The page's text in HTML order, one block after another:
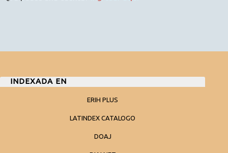
INDEXADA EN
ERIH PLUS
LATINDEX CATALOGO
DOAJ